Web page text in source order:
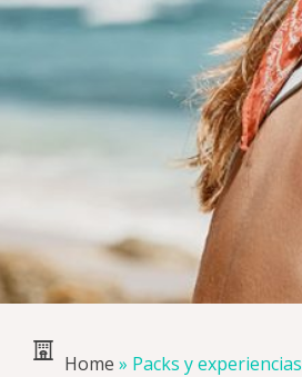
Home » Packs y experiencias